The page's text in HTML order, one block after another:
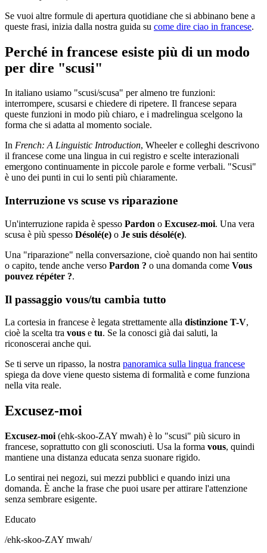
Se vuoi altre formule di apertura quotidiane che si abbinano bene a
queste frasi, inizia dalla nostra guida su come dire ciao in francese.
Perché in francese esiste più di un modo
per dire "scusi"
In italiano usiamo "scusi/scusa" per almeno tre funzioni:
interrompere, scusarsi e chiedere di ripetere. Il francese separa
queste funzioni in modo più chiaro, e i madrelingua scelgono la
forma che si adatta al momento sociale.
In French: A Linguistic Introduction, Wheeler e colleghi descrivono
il francese come una lingua in cui registro e scelte interazionali
emergono continuamente in piccole parole e forme verbali. "Scusi"
è uno dei punti in cui lo senti più chiaramente.
Interruzione vs scuse vs riparazione
Un'interruzione rapida è spesso Pardon o Excusez-moi. Una vera
scusa è più spesso Désolé(e) o Je suis désolé(e).
Una "riparazione" nella conversazione, cioè quando non hai sentito
o capito, tende anche verso Pardon ? o una domanda come Vous
pouvez répéter ?.
Il passaggio vous/tu cambia tutto
La cortesia in francese è legata strettamente alla distinzione T-V,
cioè la scelta tra vous e tu. Se la conosci già dai saluti, la
riconoscerai anche qui.
Se ti serve un ripasso, la nostra panoramica sulla lingua francese
spiega da dove viene questo sistema di formalità e come funziona
nella vita reale.
Excusez-moi
Excusez-moi (ehk-skoo-ZAY mwah) è lo "scusi" più sicuro in
francese, soprattutto con gli sconosciuti. Usa la forma vous, quindi
mantiene una distanza educata senza suonare rigido.
Lo sentirai nei negozi, sui mezzi pubblici e quando inizi una
domanda. È anche la frase che puoi usare per attirare l'attenzione
senza sembrare esigente.
Educato
/ehk-skoo-ZAY mwah/